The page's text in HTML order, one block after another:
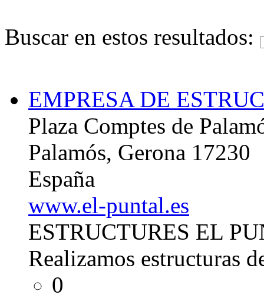
Buscar en estos resultados:
EMPRESA DE
Plaza Comptes de
Palamós, Gerona 17230
España
www.el-puntal.es
ESTRUCTURES EL
Realizamos estructuras
0